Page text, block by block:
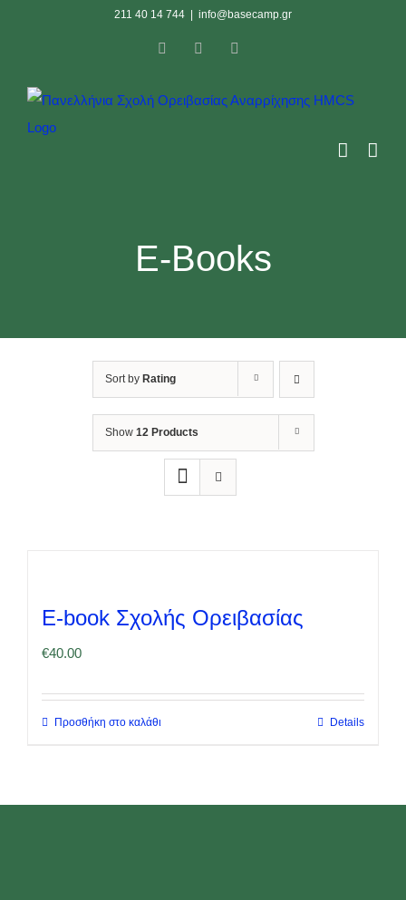
211 40 14 744 info@basecamp.gr
FacebookInstagram
E-Books
Sort by Rating
Show 12 Products
E-book Σχολής Ορειβασίας
€40.00
Προσθήκη στο καλάθι Details